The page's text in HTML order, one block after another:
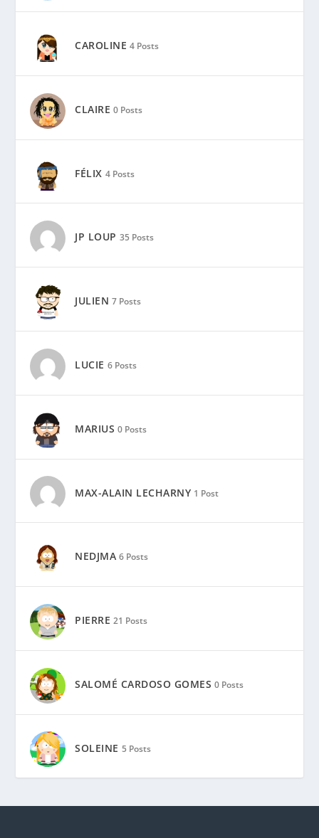
CAROLINE 4 Posts
CLAIRE 0 Posts
FÉLIX 4 Posts
JP LOUP 35 Posts
JULIEN 7 Posts
LUCIE 6 Posts
MARIUS 0 Posts
MAX-ALAIN LECHARNY 1 Post
NEDJMA 6 Posts
PIERRE 21 Posts
SALOMÉ CARDOSO GOMES 0 Posts
SOLEINE 5 Posts